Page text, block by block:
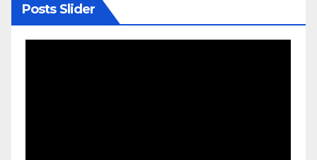
Posts Slider